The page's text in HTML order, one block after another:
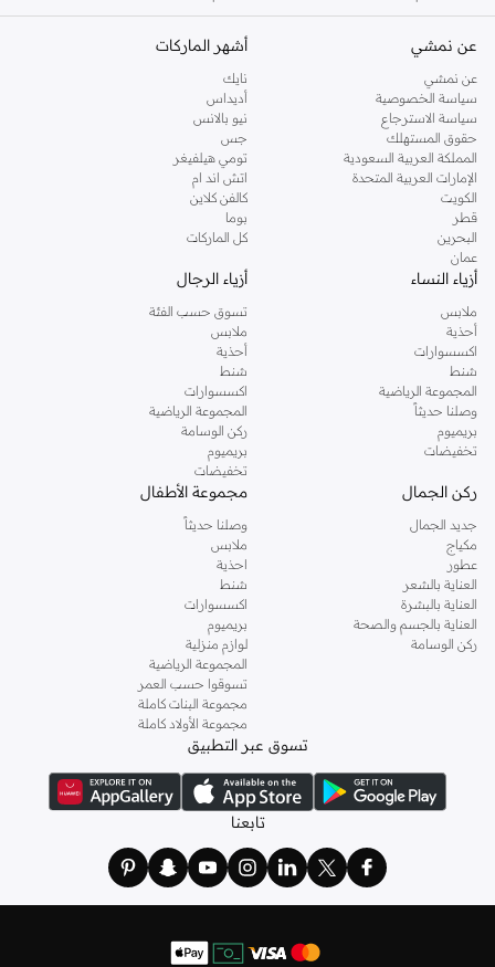
عن نمشي
عن نمشي
سياسة الخصوصية
سياسة الاسترجاع
حقوق المستهلك
المملكة العربية السعودية
الإمارات العربية المتحدة
الكويت
قطر
البحرين
عمان
أشهر الماركات
نايك
أديداس
نيو بالانس
جس
تومي هيلفيغر
اتش اند ام
كالفن كلاين
بوما
كل الماركات
أزياء النساء
ملابس
أحذية
اكسسوارات
شنط
المجموعة الرياضية
وصلنا حديثاً
بريميوم
تخفيضات
أزياء الرجال
تسوق حسب الفئة
ملابس
أحذية
شنط
اكسسوارات
المجموعة الرياضية
ركن الوسامة
بريميوم
تخفيضات
ركن الجمال
جديد الجمال
مكياج
عطور
العناية بالشعر
العناية بالبشرة
العناية بالجسم والصحة
ركن الوسامة
مجموعة الأطفال
وصلنا حديثاً
ملابس
احذية
شنط
اكسسوارات
بريميوم
لوازم منزلية
المجموعة الرياضية
تسوقوا حسب العمر
مجموعة البنات كاملة
مجموعة الأولاد كاملة
تسوق عبر التطبيق
تابعنا